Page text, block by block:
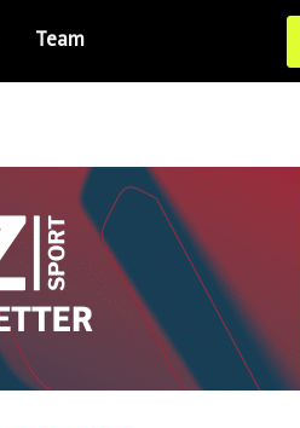
Team